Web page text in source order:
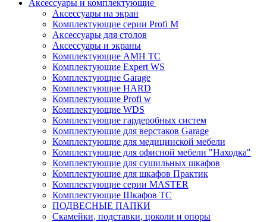
Аксессуары и комплектующие
Аксессуары на экран
Комплектующие серии Profi M
Аксессуары для столов
Аксессуары и экраны
Комплектующие AMH TC
Комплектующие Expert WS
Комплектующие Garage
Комплектующие HARD
Комплектующие Profi w
Комплектующие WDS
Комплектующие гардеробных систем
Комплектующие для верстаков Garage
Комплектующие для медицинской мебели
Комплектующие для офисной мебели "Находка"
Комплектующие для сушильных шкафов
Комплектующие для шкафов Практик
Комплектующие серии MASTER
Комплектующие Шкафов ТС
ПОДВЕСНЫЕ ПАПКИ
Скамейки, подставки, цоколи и опоры